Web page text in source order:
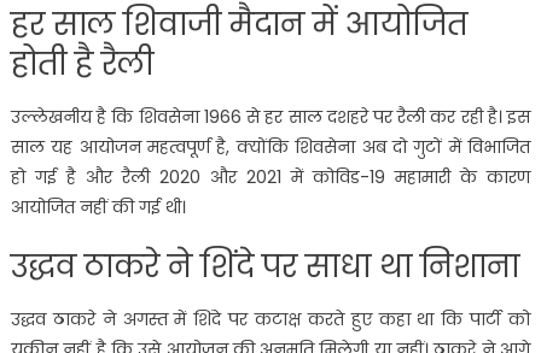
हर साल शिवाजी मैदान में आयोजित
होती है रैली
उल्लेखनीय है कि शिवसेना 1966 से हर साल दशहरे पर रैली कर रही है। इस
साल यह आयोजन महत्वपूर्ण है, क्योंकि शिवसेना अब दो गुटों में विभाजित
हो गई है और रैली 2020 और 2021 में कोविड-19 महामारी के कारण
आयोजित नहीं की गई थी।
उद्धव ठाकरे ने शिंदे पर साधा था निशाना
उद्धव ठाकरे ने अगस्त में शिंदे पर कटाक्ष करते हुए कहा था कि पार्टी को